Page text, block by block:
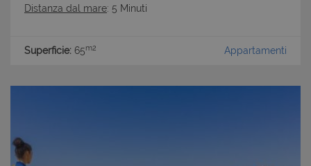
Distanza dal mare: 5 Minuti
Superficie: 65m2 Appartamenti